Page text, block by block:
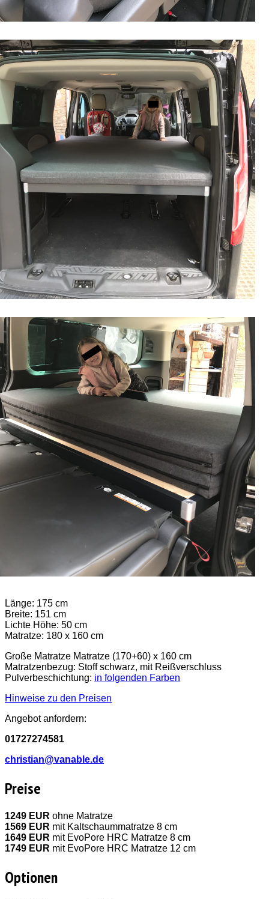
Länge: 175 cm
Breite: 151 cm
Lichte Höhe: 50 cm
Matratze: 180 x 160 cm
Große Matratze Matratze (170+60) x 160 cm
Matratzenbezug: Stoff schwarz, mit Reißverschluss
Pulverbeschichtung: in folgenden Farben
Hinweise zu den Preisen
Angebot anfordern:
01727274581
christian@vanable.de
Preise
1249 EUR ohne Matratze
1569 EUR mit Kaltschaummatratze 8 cm
1649 EUR mit EvoPore HRC Matratze 8 cm
1749 EUR mit EvoPore HRC Matratze 12 cm
Optionen